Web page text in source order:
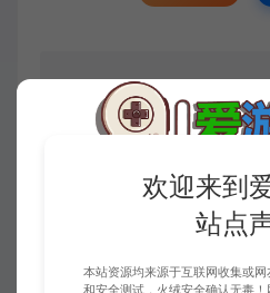
请仔细阅读本站免责申明，如不遵守，或
本站内容均为虚拟内容，赞助后无法召回
1、爱游网单所有网单资源来源于网络，仅
致以最深的歉意！
欢迎来到
站点
本站资源均来源于互联网收集或